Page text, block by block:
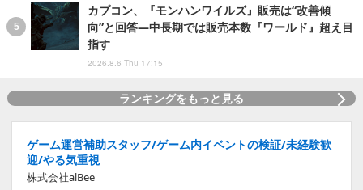
カプコン、『モンハンワイルズ』販売は“改善傾
向”と回答―中長期では販売本数『ワールド』超え目
指す
2026.8.6 Thu 17:15
ランキングをもっと見る
ゲーム運営補助スタッフ/ゲーム内イベントの検証/未経験歓
迎/やる気重視
株式会社alBee